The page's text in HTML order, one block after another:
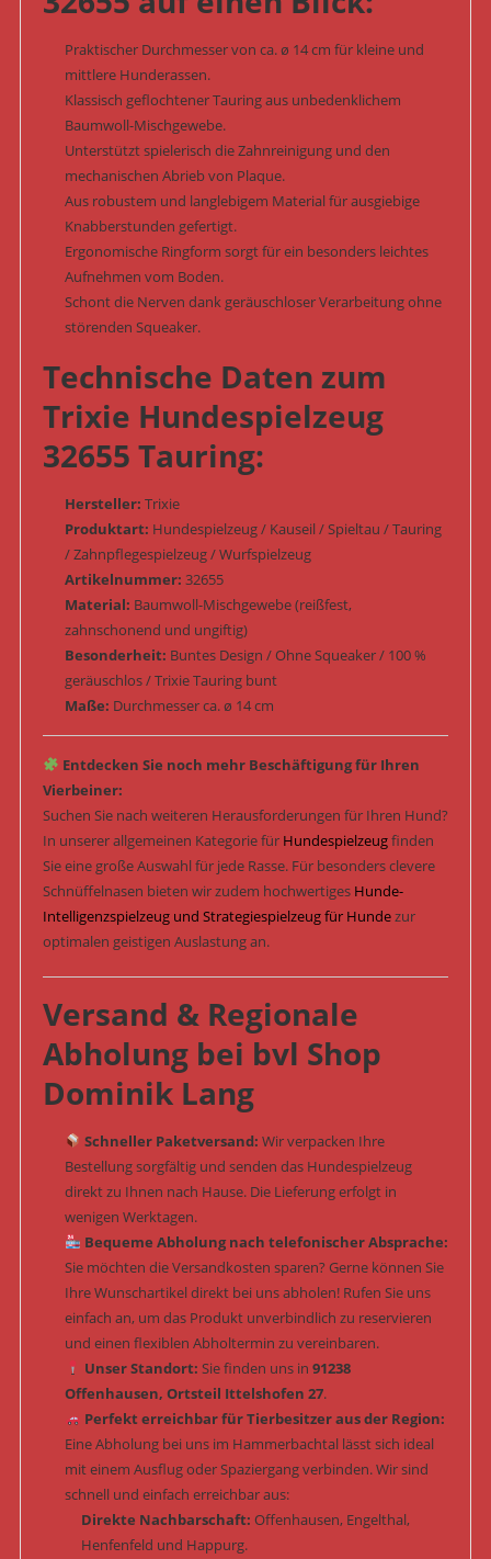
Praktischer Durchmesser von ca. ø 14 cm für kleine und
mittlere Hunderassen.
Klassisch geflochtener Tauring aus unbedenklichem
Baumwoll-Mischgewebe.
Unterstützt spielerisch die Zahnreinigung und den
mechanischen Abrieb von Plaque.
Aus robustem und langlebigem Material für ausgiebige
Knabberstunden gefertigt.
Ergonomische Ringform sorgt für ein besonders leichtes
Aufnehmen vom Boden.
Schont die Nerven dank geräuschloser Verarbeitung ohne
störenden Squeaker.
Technische Daten zum
Trixie Hundespielzeug
32655 Tauring:
Hersteller: Trixie
Produktart: Hundespielzeug / Kauseil / Spieltau / Tauring
/ Zahnpflegespielzeug / Wurfspielzeug
Artikelnummer: 32655
Material: Baumwoll-Mischgewebe (reißfest,
zahnschonend und ungiftig)
Besonderheit: Buntes Design / Ohne Squeaker / 100 %
geräuschlos / Trixie Tauring bunt
Maße: Durchmesser ca. ø 14 cm
Entdecken Sie noch mehr Beschäftigung für Ihren
Vierbeiner:
Suchen Sie nach weiteren Herausforderungen für Ihren Hund?
In unserer allgemeinen Kategorie für Hundespielzeugfinden
Sie eine große Auswahl für jede Rasse. Für besonders clevere
Schnüffelnasen bieten wir zudem hochwertiges Hunde-
Intelligenzspielzeug und Strategiespielzeug für Hundezur
optimalen geistigen Auslastung an.
Versand & Regionale
Abholung bei bvl Shop
Dominik Lang
Schneller Paketversand: Wir verpacken Ihre
Bestellung sorgfältig und senden das Hundespielzeug
direkt zu Ihnen nach Hause. Die Lieferung erfolgt in
wenigen Werktagen.
Bequeme Abholung nach telefonischer Absprache:
Sie möchten die Versandkosten sparen? Gerne können Sie
Ihre Wunschartikel direkt bei uns abholen! Rufen Sie uns
einfach an, um das Produkt unverbindlich zu reservieren
und einen flexiblen Abholtermin zu vereinbaren.
Unser Standort: Sie finden uns in 91238
Offenhausen, Ortsteil Ittelshofen 27.
Perfekt erreichbar für Tierbesitzer aus der Region:
Eine Abholung bei uns im Hammerbachtal lässt sich ideal
mit einem Ausflug oder Spaziergang verbinden. Wir sind
schnell und einfach erreichbar aus:
Direkte Nachbarschaft: Offenhausen, Engelthal,
Henfenfeld und Happurg.